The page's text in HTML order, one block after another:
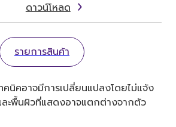
ดาวน์โหลด
รายการสินค้า
คนิคอาจมีการเปลี่ยนแปลงโดยไม่แจ้ง
ละพื้นผิวที่แสดงอาจแตกต่างจากตัว